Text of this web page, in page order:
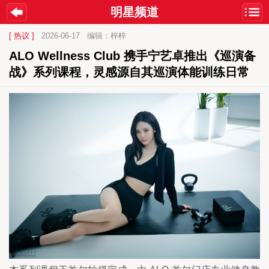
明星频道
[ 热议 ] 2026-06-17 编辑：梓梓
ALO Wellness Club 携手宁艺卓推出《巡演备
战》系列课程，灵感源自其巡演体能训练日常